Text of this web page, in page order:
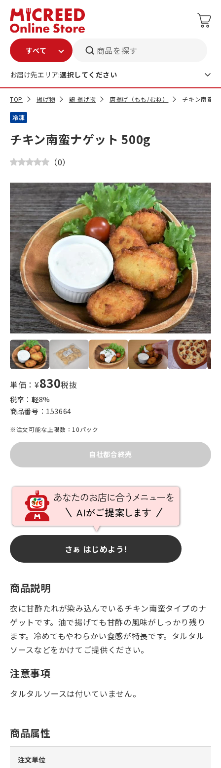
商品を探す
お届け先エリア:選択してください
TOP 揚げ物 鶏 揚げ物 唐揚げ（もも/むね） チキン南蛮
冷凍
チキン南蛮ナゲット 500g
（0）
単価：¥830税抜
税率：軽8%
商品番号： 153664
※注文可能な上限数：10パック
自社都合終売
さぁ はじめよう!
商品説明
衣に甘酢たれが染み込んでいるチキン南蛮タイプのナ
ゲットです。油で揚げても甘酢の風味がしっかり残り
ます。冷めてもやわらかい食感が特長です。タルタル
ソースなどをかけてご提供ください。
注意事項
タルタルソースは付いていません。
商品属性
注文単位